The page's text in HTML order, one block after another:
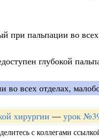
при пальпации во
глубокой
во всех отделах,
хирургии — урок
с коллегами